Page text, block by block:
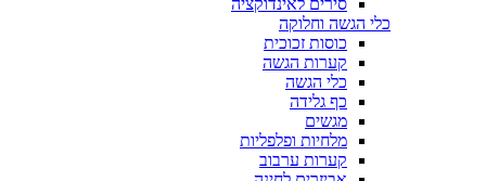
סירים לאינדוקציה
כלי הגשה וחלוקה
כוסות זכוכית
קערות הגשה
כלי הגשה
כף גלידה
מגשים
מלחיות ופלפליות
קערות ערבוב